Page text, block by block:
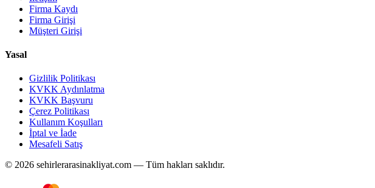
Firma Kaydı
Firma Girişi
Müşteri Girişi
Yasal
Gizlilik Politikası
KVKK Aydınlatma
KVKK Başvuru
Çerez Politikası
Kullanım Koşulları
İptal ve İade
Mesafeli Satış
© 2026 sehirlerarasinakliyat.com — Tüm hakları saklıdır.